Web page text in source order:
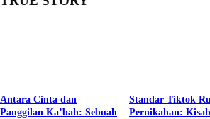
Antara Cinta dan
Panggilan Ka’bah: Sebuah
Standar Tiktok
Pernikahan: Kisah